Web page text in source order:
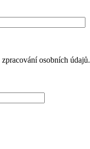
zpracování osobních údajů.